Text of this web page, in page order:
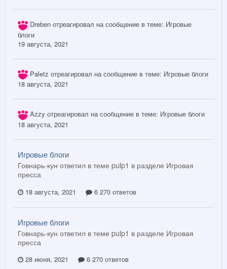
Dreben отреагировал на сообщение в теме: Игровые
блоги
19 августа, 2021
Paletz отреагировал на сообщение в теме: Игровые блоги
18 августа, 2021
Azzy отреагировал на сообщение в теме: Игровые блоги
18 августа, 2021
Игровые блоги
Говнарь-кун ответил в теме pulp1 в разделе Игровая
пресса
18 августа, 2021 6 270 ответов
Игровые блоги
Говнарь-кун ответил в теме pulp1 в разделе Игровая
пресса
28 июня, 2021 6 270 ответов